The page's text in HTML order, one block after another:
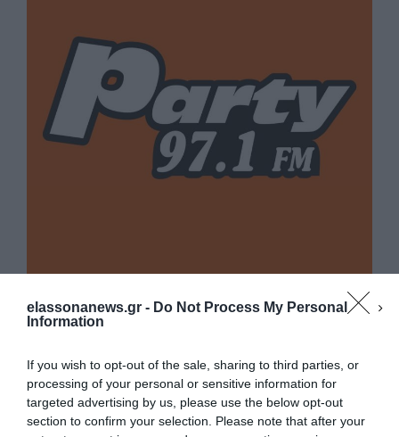
elassonanews.gr - Do Not Process My Personal
Information
If you wish to opt-out of the sale, sharing to third parties, or
processing of your personal or sensitive information for
targeted advertising by us, please use the below opt-out
section to confirm your selection. Please note that after your